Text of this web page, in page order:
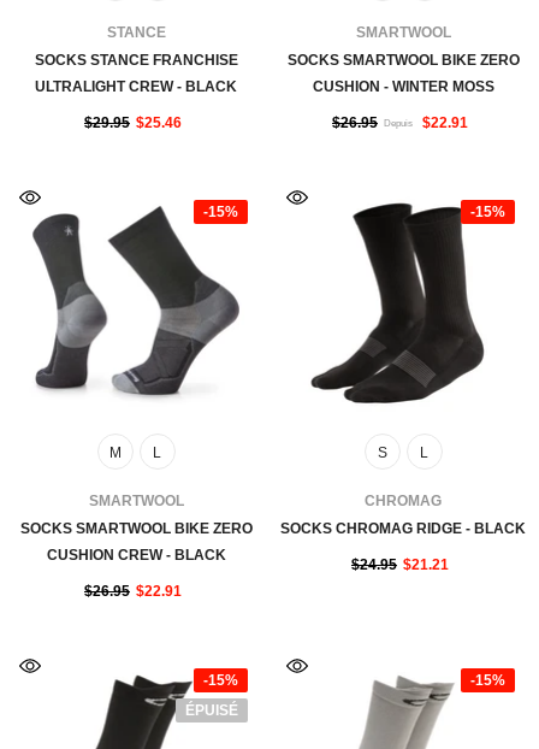
FOURNISSEUR:STANCE
SOCKS STANCE FRANCHISE
ULTRALIGHT CREW - BLACK
$29.95 $25.46
FOURNISSEUR:SMARTWOOL
SOCKS SMARTWOOL BIKE ZERO
CUSHION - WINTER MOSS
$26.95 Depuis $22.91
-15%
M L
FOURNISSEUR:SMARTWOOL
SOCKS SMARTWOOL BIKE ZERO
CUSHION CREW - BLACK
$26.95 $22.91
-15%
S L
FOURNISSEUR:CHROMAG
SOCKS CHROMAG RIDGE - BLACK
$24.95 $21.21
-15%
ÉPUISÉ
-15%